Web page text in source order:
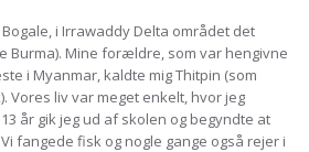
Bogale, i Irrawaddy Delta området det
Burma). Mine forældre, som var hengivne
i Myanmar, kaldte mig Thitpin (som
liv var meget enkelt, hvor jeg
år gik jeg ud af skolen og begyndte at
fangede fisk og nogle gange også rejer i